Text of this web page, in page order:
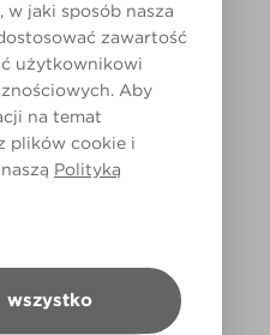
w jaki sposób nasza
zawartość
użytkownikowi
Aby
na temat
plików cookie i
Polityką
wszystko